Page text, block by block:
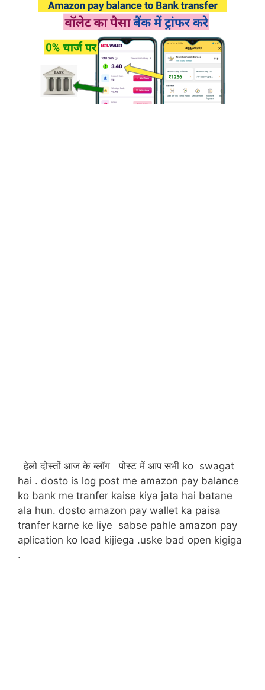
हेलो दोस्तों आज के ब्लॉग पोस्ट में आप सभी ko swagat
hai . dosto is log post me amazon pay balance
ko bank me tranfer kaise kiya jata hai batane
ala hun. dosto amazon pay wallet ka paisa
tranfer karne ke liye sabse pahle amazon pay
aplication ko load kijiega .uske bad open kigiga
.